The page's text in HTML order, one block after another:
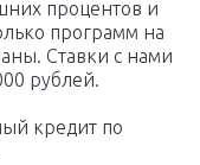
процентов и
программ на
Ставки с нами
рублей.
кредит по